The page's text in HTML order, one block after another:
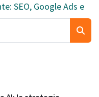
SEO, Google Ads e